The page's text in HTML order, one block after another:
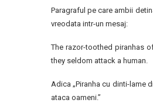
Paragraful pe care ambii
vreodata intr-un mesaj:
The razor-toothed piranhas
they seldom attack a human.
Adica „Piranha cu dinti-lame
ataca oameni.”